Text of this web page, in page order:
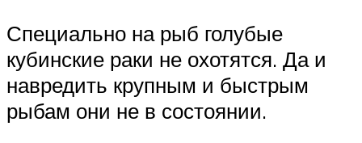
Специально на рыб голубые
кубинские раки не охотятся. Да и
навредить крупным и быстрым
рыбам они не в состоянии.